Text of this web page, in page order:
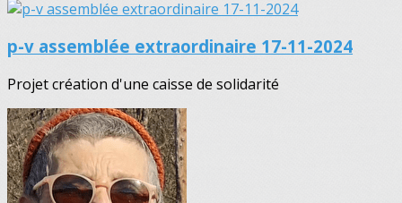
p-v assemblée extraordinaire 17-11-2024
Projet création d'une caisse de solidarité